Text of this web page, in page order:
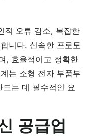
적 오류 감소, 복잡한
니다. 신속한 프로토
, 효율적이고 정확한
는 소형 전자 부품부
는 데 필수적인 요
공급업